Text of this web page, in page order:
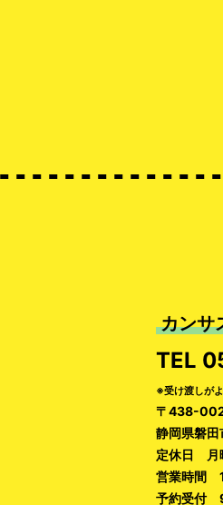
カンサ
TEL
※受け渡しが
〒438-
静岡県磐
定休日 月
営業時間
予約受付